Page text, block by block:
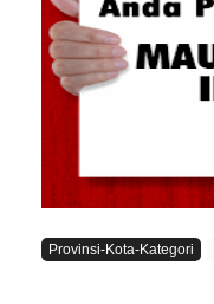
Provinsi-Kota-Kategori